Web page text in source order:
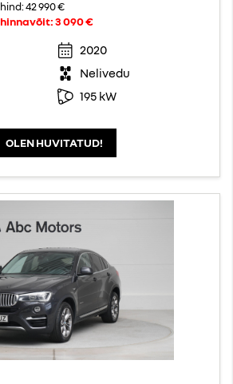
hind:42 990 €
hinnavõit:3 090 €
2020
Nelivedu
195 kW
OLEN HUVITATUD!